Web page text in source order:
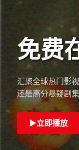
免费
汇聚全球热门影
还是高分悬疑剧
▶立即播放